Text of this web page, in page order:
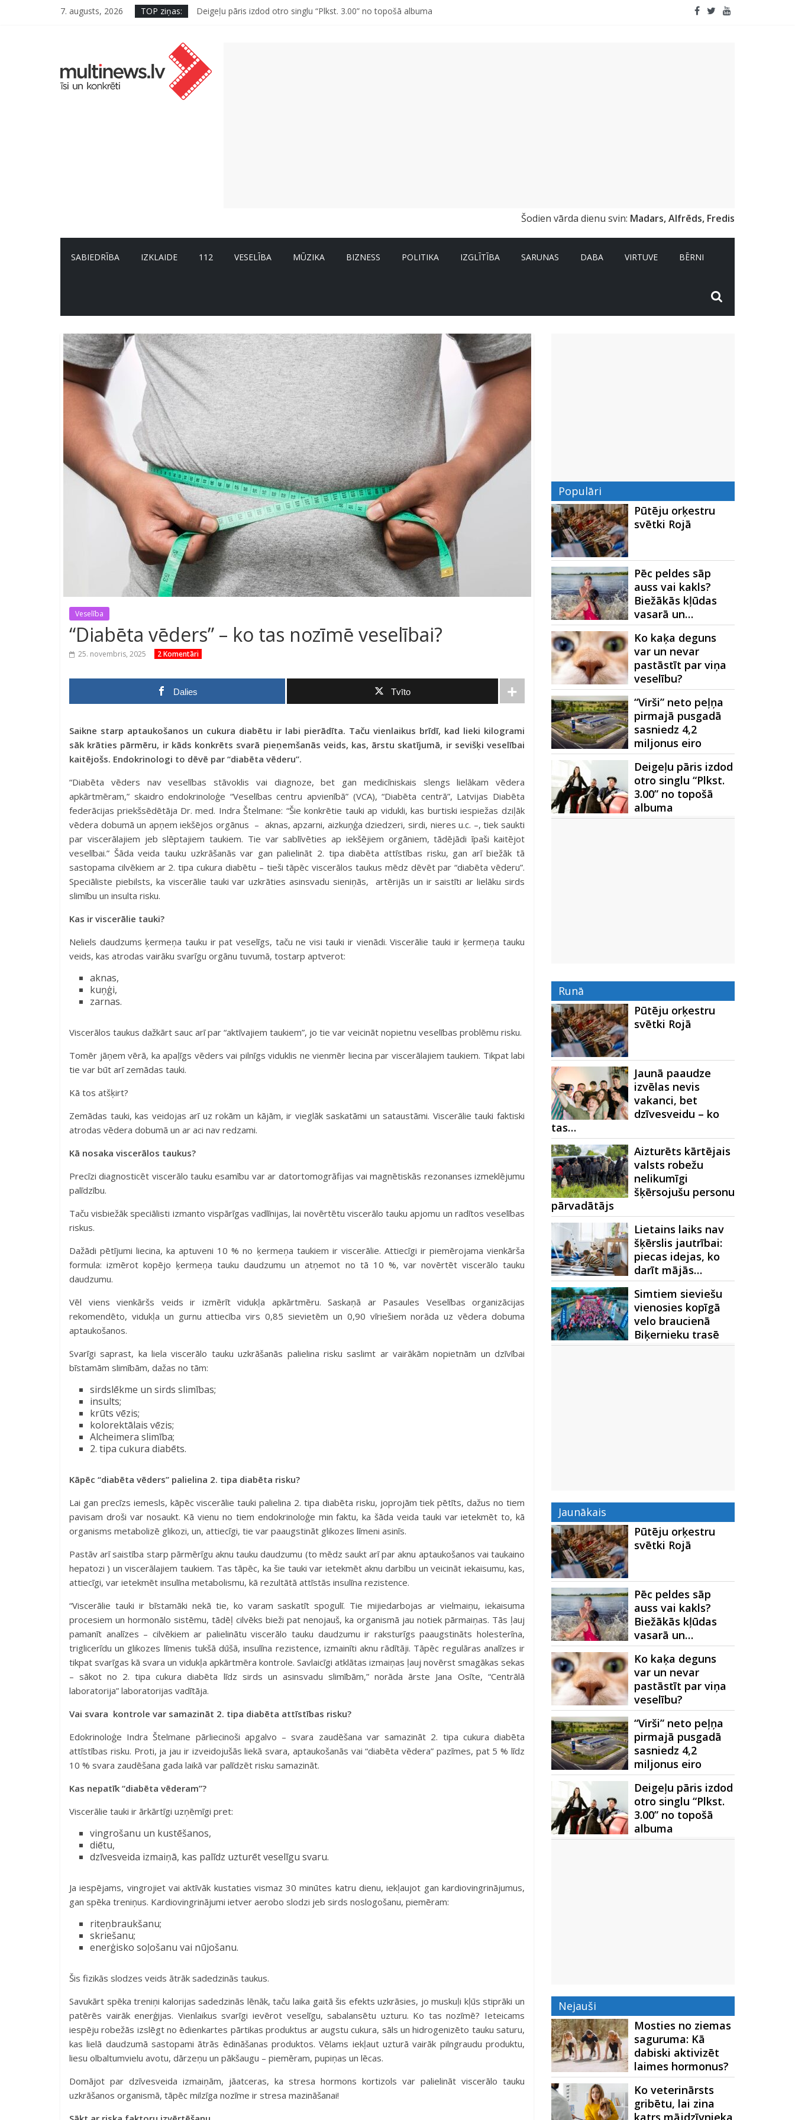
7. augusts, 2026 TOP ziņas:
Deigeļu pāris izdod otro singlu “Plkst. 3.00” no topošā albuma
“Virši” neto peļņa pirmajā pusgadā sasniedz 4,2 miljonus eiro
Šodien vārda dienu svin: Madars, Alfrēds, Fredis
SABIEDRĪBA IZKLAIDE 112 VESELĪBA MŪZIKA BIZNESS POLITIKA IZGLĪTĪBA SARUNAS DABA VIRTUVE BĒRNI
Veselība
“Diabēta vēders” – ko tas nozīmē veselībai?
25. novembris, 2025 2 Komentāri
Dalies Tvīto
Saikne starp aptaukošanos un cukura diabētu ir labi pierādīta. Taču vienlaikus brīdī, kad lieki kilogrami
sāk krāties pārmēru, ir kāds konkrēts svarā pieņemšanās veids, kas, ārstu skatījumā, ir sevišķi veselībai
kaitējošs. Endokrinologi to dēvē par “diabēta vēderu”.
“Diabēta vēders nav veselības stāvoklis vai diagnoze, bet gan medicīniskais slengs lielākam vēdera
apkārtmēram,” skaidro endokrinoloģe “Veselības centru apvienībā” (VCA), “Diabēta centrā”, Latvijas Diabēta
federācijas priekšsēdētāja Dr. med. Indra Štelmane: “Šie konkrētie tauki ap vidukli, kas burtiski iespiežas dziļāk
vēdera dobumā un apņem iekšējos orgānus – aknas, apzarni, aizkuņģa dziedzeri, sirdi, nieres u.c. –, tiek saukti
par viscerālajiem jeb slēptajiem taukiem. Tie var sablīvēties ap iekšējiem orgāniem, tādējādi īpaši kaitējot
veselībai.” Šāda veida tauku uzkrāšanās var gan palielināt 2. tipa diabēta attīstības risku, gan arī biežāk tā
sastopama cilvēkiem ar 2. tipa cukura diabētu – tieši tāpēc viscerālos taukus mēdz dēvēt par “diabēta vēderu”.
Speciāliste piebilsts, ka viscerālie tauki var uzkrāties asinsvadu sieniņās, artērijās un ir saistīti ar lielāku sirds
slimību un insulta risku.
Kas ir viscerālie tauki?
Neliels daudzums ķermeņa tauku ir pat veselīgs, taču ne visi tauki ir vienādi. Viscerālie tauki ir ķermeņa tauku
veids, kas atrodas vairāku svarīgu orgānu tuvumā, tostarp aptverot:
aknas,
kuņģi,
zarnas.
Viscerālos taukus dažkārt sauc arī par “aktīvajiem taukiem”, jo tie var veicināt nopietnu veselības problēmu risku.
Tomēr jāņem vērā, ka apaļīgs vēders vai pilnīgs viduklis ne vienmēr liecina par viscerālajiem taukiem. Tikpat labi
tie var būt arī zemādas tauki.
Kā tos atšķirt?
Zemādas tauki, kas veidojas arī uz rokām un kājām, ir vieglāk saskatāmi un sataustāmi. Viscerālie tauki faktiski
atrodas vēdera dobumā un ar aci nav redzami.
Kā nosaka viscerālos taukus?
Precīzi diagnosticēt viscerālo tauku esamību var ar datortomogrāfijas vai magnētiskās rezonanses izmeklējumu
palīdzību.
Taču visbiežāk speciālisti izmanto vispārīgas vadlīnijas, lai novērtētu viscerālo tauku apjomu un radītos veselības
riskus.
Dažādi pētījumi liecina, ka aptuveni 10 % no ķermeņa taukiem ir viscerālie. Attiecīgi ir piemērojama vienkārša
formula: izmērot kopējo ķermeņa tauku daudzumu un atņemot no tā 10 %, var novērtēt viscerālo tauku
daudzumu.
Vēl viens vienkāršs veids ir izmērīt vidukļa apkārtmēru. Saskaņā ar Pasaules Veselības organizācijas
rekomendēto, vidukļa un gurnu attiecība virs 0,85 sievietēm un 0,90 vīriešiem norāda uz vēdera dobuma
aptaukošanos.
Svarīgi saprast, ka liela viscerālo tauku uzkrāšanās palielina risku saslimt ar vairākām nopietnām un dzīvībai
bīstamām slimībām, dažas no tām:
sirdslēkme un sirds slimības;
insults;
krūts vēzis;
kolorektālais vēzis;
Alcheimera slimība;
2. tipa cukura diabēts.
Kāpēc “diabēta vēders” palielina 2. tipa diabēta risku?
Lai gan precīzs iemesls, kāpēc viscerālie tauki palielina 2. tipa diabēta risku, joprojām tiek pētīts, dažus no tiem
pavisam droši var nosaukt. Kā vienu no tiem endokrinoloģe min faktu, ka šāda veida tauki var ietekmēt to, kā
organisms metabolizē glikozi, un, attiecīgi, tie var paaugstināt glikozes līmeni asinīs.
Pastāv arī saistība starp pārmērīgu aknu tauku daudzumu (to mēdz saukt arī par aknu aptaukošanos vai taukaino
hepatozi ) un viscerālajiem taukiem. Tas tāpēc, ka šie tauki var ietekmēt aknu darbību un veicināt iekaisumu, kas,
attiecīgi, var ietekmēt insulīna metabolismu, kā rezultātā attīstās insulīna rezistence.
“Viscerālie tauki ir bīstamāki nekā tie, ko varam saskatīt spogulī. Tie mijiedarbojas ar vielmaiņu, iekaisuma
procesiem un hormonālo sistēmu, tādēļ cilvēks bieži pat nenojauš, ka organismā jau notiek pārmaiņas. Tās ļauj
pamanīt analīzes – cilvēkiem ar palielinātu viscerālo tauku daudzumu ir raksturīgs paaugstināts holesterīna,
triglicerīdu un glikozes līmenis tukšā dūšā, insulīna rezistence, izmainīti aknu rādītāji. Tāpēc regulāras analīzes ir
tikpat svarīgas kā svara un vidukļa apkārtmēra kontrole. Savlaicīgi atklātas izmaiņas ļauj novērst smagākas sekas
– sākot no 2. tipa cukura diabēta līdz sirds un asinsvadu slimībām,” norāda ārste Jana Osīte, “Centrālā
laboratorija” laboratorijas vadītāja.
Vai svara kontrole var samazināt 2. tipa diabēta attīstības risku?
Edokrinoloģe Indra Štelmane pārliecinoši apgalvo – svara zaudēšana var samazināt 2. tipa cukura diabēta
attīstības risku. Proti, ja jau ir izveidojušās liekā svara, aptaukošanās vai “diabēta vēdera” pazīmes, pat 5 % līdz
10 % svara zaudēšana gada laikā var palīdzēt risku samazināt.
Kas nepatīk “diabēta vēderam”?
Viscerālie tauki ir ārkārtīgi uzņēmīgi pret:
vingrošanu un kustēšanos,
diētu,
dzīvesveida izmaiņā, kas palīdz uzturēt veselīgu svaru.
Ja iespējams, vingrojiet vai aktīvāk kustaties vismaz 30 minūtes katru dienu, iekļaujot gan kardiovingrinājumus,
gan spēka treniņus. Kardiovingrinājumi ietver aerobo slodzi jeb sirds noslogošanu, piemēram:
riteņbraukšanu;
skriešanu;
enerģisko soļošanu vai nūjošanu.
Šis fizikās slodzes veids ātrāk sadedzinās taukus.
Savukārt spēka treniņi kalorijas sadedzinās lēnāk, taču laika gaitā šis efekts uzkrāsies, jo muskuļi kļūs stiprāki un
patērēs vairāk enerģijas. Vienlaikus svarīgi ievērot veselīgu, sabalansētu uzturu. Ko tas nozīmē? Ieteicams
iespēju robežās izslēgt no ēdienkartes pārtikas produktus ar augstu cukura, sāls un hidrogenizēto tauku saturu,
kas lielā daudzumā sastopami ātrās ēdināšanas produktos. Vēlams iekļaut uzturā vairāk pilngraudu produktu,
liesu olbaltumvielu avotu, dārzeņu un pākšaugu – piemēram, pupiņas un lēcas.
Domājot par dzīvesveida izmaiņām, jāatceras, ka stresa hormons kortizols var palielināt viscerālo tauku
uzkrāšanos organismā, tāpēc milzīga nozīme ir stresa mazināšanai!
Populāri
Pūtēju orķestru
svētki Rojā
Pēc peldes sāp
auss vai kakls?
Biežākās kļūdas
vasarā un…
Ko kaķa deguns
var un nevar
pastāstīt par viņa
veselību?
“Virši” neto peļņa
pirmajā pusgadā
sasniedz 4,2
miljonus eiro
Deigeļu pāris izdod
otro singlu “Plkst.
3.00” no topošā
albuma
Runā
Pūtēju orķestru
svētki Rojā
Jaunā paaudze
izvēlas nevis
vakanci, bet
dzīvesveidu – ko
tas…
Aizturēts kārtējais
valsts robežu
nelikumīgi
šķērsojušu personu
pārvadātājs
Lietains laiks nav
šķērslis jautrībai:
piecas idejas, ko
darīt mājās…
Simtiem sieviešu
vienosies kopīgā
velo braucienā
Biķernieku trasē
Jaunākais
Pūtēju orķestru
svētki Rojā
Pēc peldes sāp
auss vai kakls?
Biežākās kļūdas
vasarā un…
Ko kaķa deguns
var un nevar
pastāstīt par viņa
veselību?
“Virši” neto peļņa
pirmajā pusgadā
sasniedz 4,2
miljonus eiro
Deigeļu pāris izdod
otro singlu “Plkst.
3.00” no topošā
albuma
Nejauši
Mosties no ziemas
saguruma: Kā
dabiski aktivizēt
laimes hormonus?
Ko veterinārsts
gribētu, lai zina
katrs mājdzīvnieka